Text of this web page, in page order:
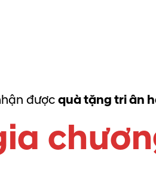
đượcquà tặng tri ân